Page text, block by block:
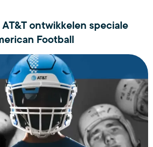
ontwikkelen speciale
Football